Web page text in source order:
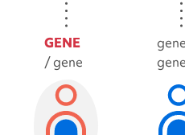
GENE
/ gene
gene